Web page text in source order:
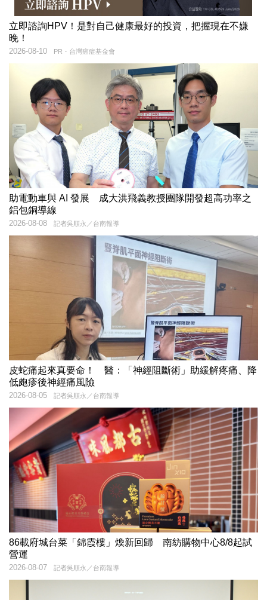
立即諮詢HPV！是對自己健康最好的投資，把握現在不嫌
晚！
PR・台灣癌症基金會
2026-08-10
助電動車與 AI 發展 成大洪飛義教授團隊開發超高功率之
鋁包銅導線
記者吳順永／台南報導
2026-08-08
皮蛇痛起來真要命！ 醫：「神經阻斷術」助緩解疼痛、降
低皰疹後神經痛風險
記者吳順永／台南報導
2026-08-05
86載府城台菜「錦霞樓」煥新回歸 南紡購物中心8/8起試
營運
記者吳順永／台南報導
2026-08-07